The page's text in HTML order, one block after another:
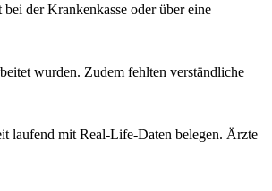
der Krankenkasse oder über eine
wurden. Zudem fehlten verständliche
laufend mit Real-Life-Daten belegen. Ärzte